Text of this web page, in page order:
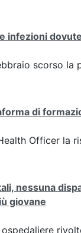
infezioni
scorso la
di
Officer la
nessuna
giovane